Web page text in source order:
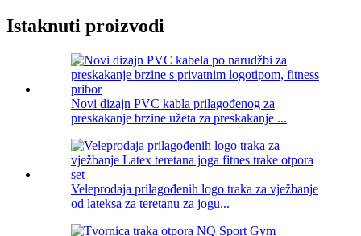
Istaknuti proizvodi
Novi dizajn PVC kabla prilagođenog za
preskakanje brzine užeta za preskakanje ...
Veleprodaja prilagođenih logo traka za vježbanje
od lateksa za teretanu za jogu...